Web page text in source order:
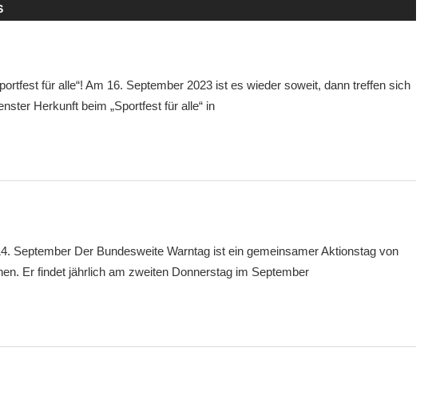
für alle“! Am 16. September 2023 ist es wieder soweit, dann treffen sich
Herkunft beim „Sportfest für alle“ in
September Der Bundesweite Warntag ist ein gemeinsamer Aktionstag von
Er findet jährlich am zweiten Donnerstag im September